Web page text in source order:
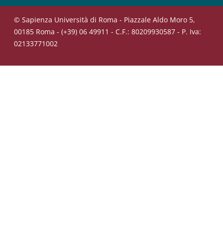
© Sapienza Università di Roma - Piazzale Aldo Moro 5,
00185 Roma - (+39) 06 49911 - C.F.: 80209930587 - P. Iva:
02133771002